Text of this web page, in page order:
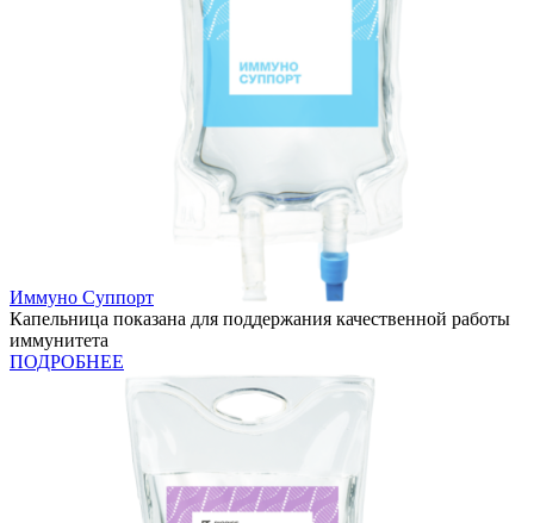
Иммуно Суппорт
Капельница показана для поддержания качественной работы
иммунитета
ПОДРОБНЕЕ